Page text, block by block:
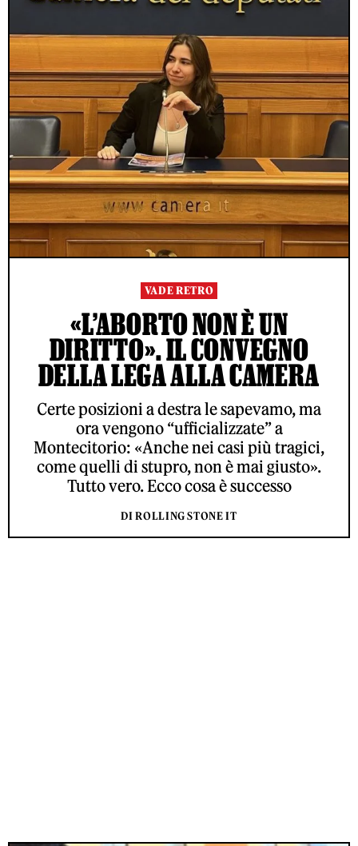
VADE RETRO
«L’ABORTO NON È UN
DIRITTO». IL CONVEGNO
DELLA LEGA ALLA CAMERA
Certe posizioni a destra le sapevamo, ma
ora vengono “ufficializzate” a
Montecitorio: «Anche nei casi più tragici,
come quelli di stupro, non è mai giusto».
Tutto vero. Ecco cosa è successo
DI ROLLING STONE IT